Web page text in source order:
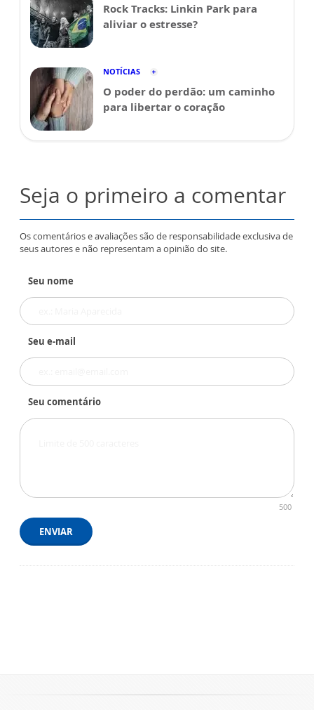
Rock Tracks: Linkin Park para
aliviar o estresse?
NOTÍCIAS
O poder do perdão: um caminho
para libertar o coração
Seja o primeiro a comentar
Os comentários e avaliações são de responsabilidade exclusiva de
seus autores e não representam a opinião do site.
Seu nome
Seu e-mail
Seu comentário
500
ENVIAR